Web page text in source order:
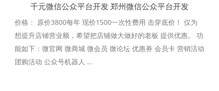
千元微信公众平台开发 郑州微信公众平台开发
价格： 原价3800每年 现价1500一次性费用 击穿底价！ 仅为
想提升店铺营业额，希望把店铺做大做好的老板 提供优惠。 功
能如下：微官网 微商城 微会员 微论坛 优惠券 会员卡 营销活动
团购活动 公众号机器人 …